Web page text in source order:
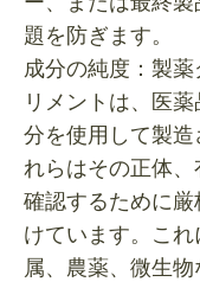
題を防ぎます。
成分の純度：製
リメントは、医
分を使用して製
れらはその正体
確認するために
けています。こ
属、農薬、微生